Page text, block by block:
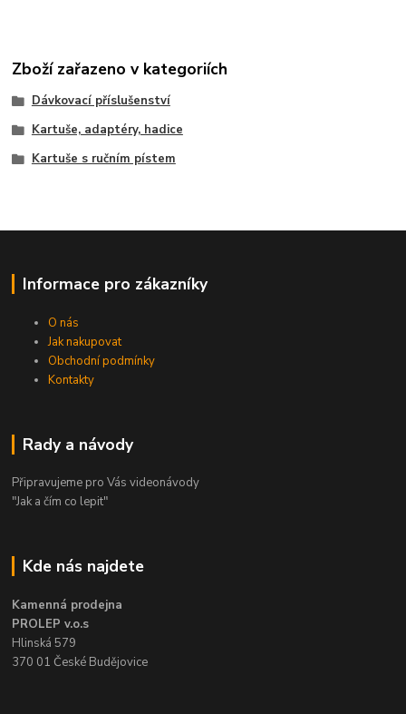
Zboží zařazeno v kategoriích
Dávkovací příslušenství
Kartuše, adaptéry, hadice
Kartuše s ručním pístem
Informace pro zákazníky
O nás
Jak nakupovat
Obchodní podmínky
Kontakty
Rady a návody
Připravujeme pro Vás videonávody
"Jak a čím co lepit"
Kde nás najdete
Kamenná prodejna
PROLEP v.o.s
Hlinská 579
370 01 České Budějovice